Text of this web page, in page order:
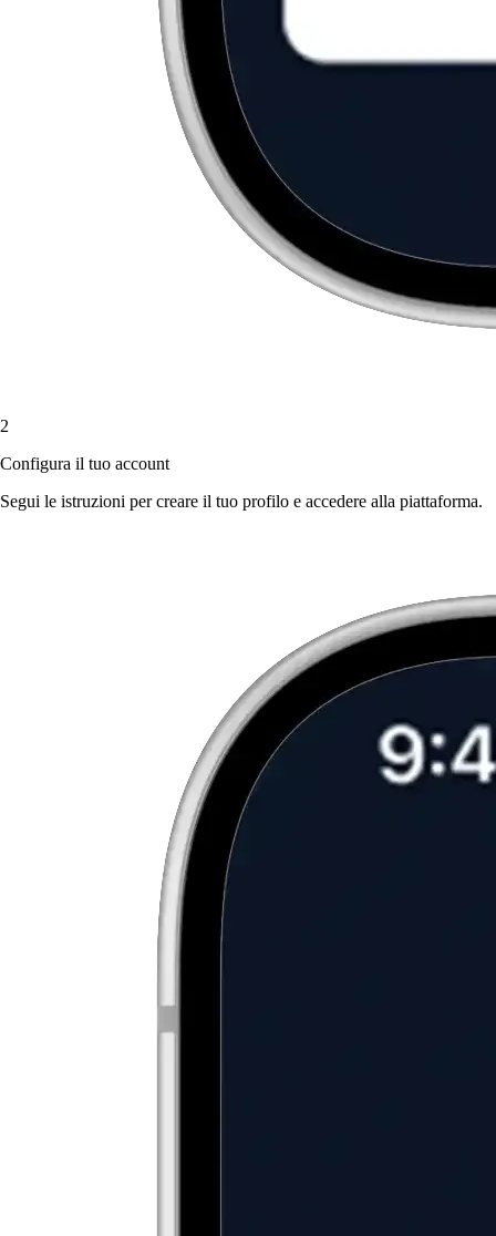
2
Configura il tuo account
Segui le istruzioni per creare il tuo profilo e accedere alla piattaforma.